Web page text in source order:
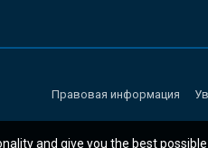
Правовая информация
and give you the best